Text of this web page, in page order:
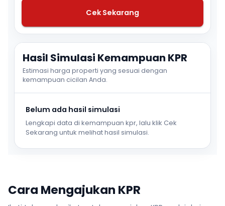
Cek Sekarang
Hasil Simulasi Kemampuan KPR
Estimasi harga properti yang sesuai dengan
kemampuan cicilan Anda.
Belum ada hasil simulasi
Lengkapi data di kemampuan kpr, lalu klik Cek
Sekarang untuk melihat hasil simulasi.
Cara Mengajukan KPR